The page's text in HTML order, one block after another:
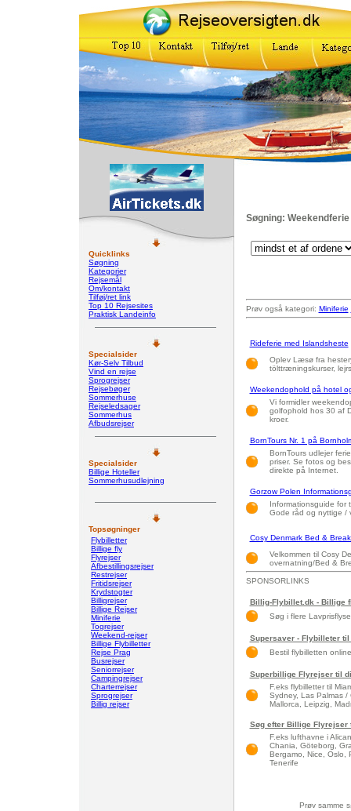
Quicklinks
Søgning
Kategorier
Rejsemål
Om/kontakt
Tilføj/ret link
Top 10 Rejsesites
Praktisk Landeinfo
Specialsider
Kør-Selv Tilbud
Vind en rejse
Sprogrejser
Rejsebøger
Sommerhuse
Rejseledsager
Sommerhus
Afbudsrejser
Specialsider
Billige Hoteller
Sommerhusudlejning
Topsøgninger
Flybilletter
Billige fly
Flyrejser
Afbestillingsrejser
Restrejser
Fritidsrejser
Krydstogter
Billigrejser
Billige Rejser
Miniferie
Togrejser
Weekend-rejser
Billige Flybilletter
Rejse Prag
Busrejser
Seniorrejser
Campingrejser
Charterrejser
Sprogrejser
Billig rejser
Søgning: Weekendferie
Prøv også kategori: Miniferie
Rideferie med Islandsheste
Oplev Læsø fra
tölttræningskurser,
Weekendophold på hotel
Vi formidler
golfophold hos 30 af
kroer.
BornTours Nr. 1 på
BornTours udlejer
priser. Se fotos og
direkte på Internet.
Gorzow Polen
Informationsguide for
Gode råd og nyttige /
Cosy Denmark Bed &
Velkommen til Cosy
overnatning/Bed &
SPONSORLINKS
Billig-Flybillet.dk - Billige
Søg i flere
Supersaver - Flybilleter
Bestil flybilletten
Superbillige Flyrejser til
F.eks flybilletter til
Sydney, Las Palmas /
Mallorca, Leipzig,
Søg efter Billige Flyrejser
F.eks lufthavne i
Chania, Göteborg,
Bergamo, Nice, Oslo,
Tenerife
Prøv samme